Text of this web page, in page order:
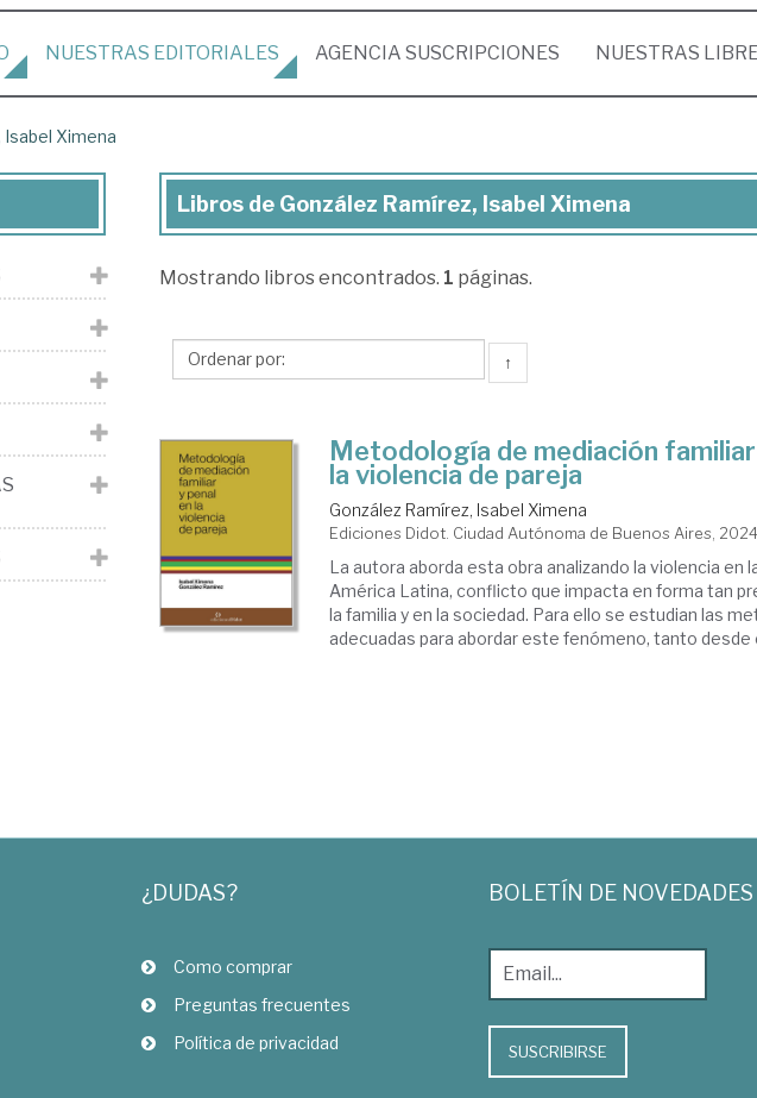
NUESTRAS EDITORIALES AGENCIA SUSCRIPCIONES NUESTRAS
Isabel Ximena
Libros
González
Isabel
Libros de González Ramírez, Isabel Ximena
Mostrando libros encontrados. 1 páginas.
↑
Metodología de mediación familiar
la violencia de pareja
González Ramírez, Isabel Ximena
Ediciones Didot. Ciudad Autónoma de Buenos Aires, 2024
La autora aborda esta obra analizando la violencia en
América Latina, conflicto que impacta en forma tan
la familia y en la sociedad. Para ello se estudian las
adecuadas para abordar este fenómeno, tanto desde
¿DUDAS?
Como comprar
Preguntas frecuentes
Política de privacidad
BOLETÍN DE NOVEDADES
SUSCRIBIRSE